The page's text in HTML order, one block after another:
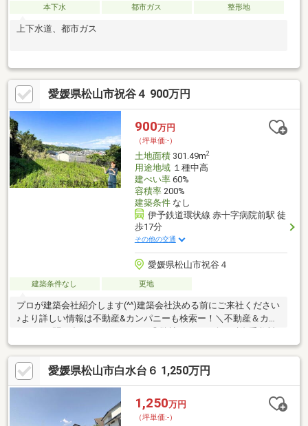
本下水 都市ガス 整形地
上下水道、都市ガス
愛媛県松山市祝谷４ 900万円
900万円
（坪単価:-）
土地面積301.49m2
用途地域１種中高
建ぺい率60%
容積率200%
建築条件なし
伊予鉄道環状線 赤十字病院前駅 徒
歩17分
その他の交通
愛媛県松山市祝谷４
建築条件なし 更地
プロが建築会社紹介します(^^)建築会社決める前にご来社ください
♪より詳しい情報は不動産&カンパニーも検索ー！＼不動産＆カン
が半額になる銀行有！◎簡易ホームインスペクションします！◎
追加工事の提案と価格に自信があります！◎金額的に最小限で済
む買い方教えます！◎他社掲載の物件も含んでご案内ツアー可
能！物件を比較できます！◎楽しい！ってよく言われます(^^)/弊
社のHPにも書ききれない情報公開しておりますので、詳しくはそ
愛媛県松山市白水台６ 1,250万円
1,250万円
（坪単価:-）